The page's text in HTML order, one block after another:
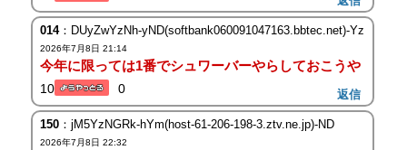
014：DUyZwYzNh-yND(softbank060091047163.bbtec.net)-Yz
2026年7月8日 21:14
今年に限っては1番でシュワーバーやらしておこうや
10 0 返信
150：jM5YzNGRk-hYm(host-61-206-198-3.ztv.ne.jp)-ND
2026年7月8日 22:32